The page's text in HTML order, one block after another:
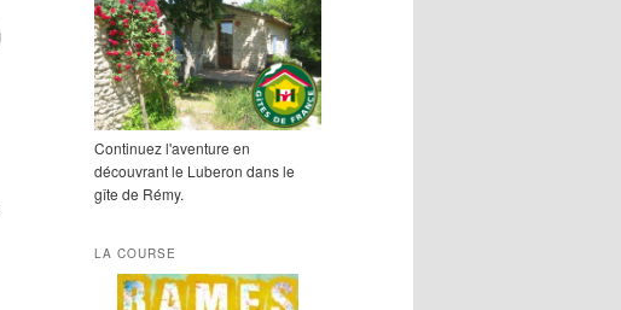
Continuez l'aventure en
découvrant le Luberon dans le
gîte de Rémy.
LA COURSE